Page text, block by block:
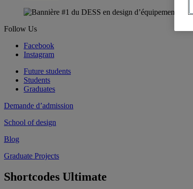
Follow Us
Facebook
Instagram
Future students
Students
Graduates
Demande d’admission
School of design
Blog
Graduate Projects
Shortcodes Ultimate